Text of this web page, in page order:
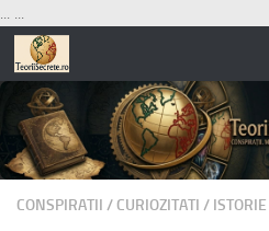
... ...
Skip to content
CONSPIRATII / CURIOZITATI / ISTORIE